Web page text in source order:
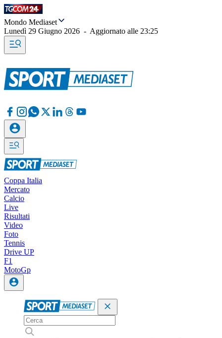
Mondo Mediaset
Lunedì 29 Giugno 2026 - Aggiornato alle 23:25
Coppa Italia
Mercato
Calcio
Live
Risultati
Video
Foto
Tennis
Drive UP
F1
MotoGp